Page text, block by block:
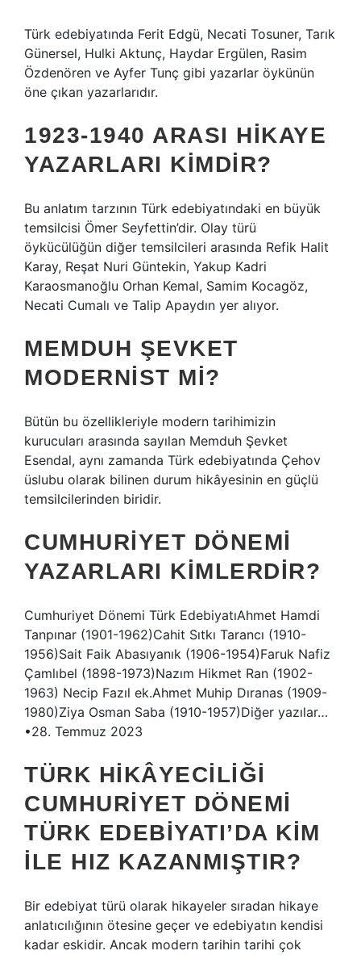
Türk edebiyatında Ferit Edgü, Necati Tosuner, Tarık
Günersel, Hulki Aktunç, Haydar Ergülen, Rasim
Özdenören ve Ayfer Tunç gibi yazarlar öykünün
öne çıkan yazarlarıdır.
1923-1940 ARASI HIKAYE
YAZARLARI KIMDIR?
Bu anlatım tarzının Türk edebiyatındaki en büyük
temsilcisi Ömer Seyfettin’dir. Olay türü
öykücülüğün diğer temsilcileri arasında Refik Halit
Karay, Reşat Nuri Güntekin, Yakup Kadri
Karaosmanoğlu Orhan Kemal, Samim Kocagöz,
Necati Cumalı ve Talip Apaydın yer alıyor.
MEMDUH ŞEVKET
MODERNIST MI?
Bütün bu özellikleriyle modern tarihimizin
kurucuları arasında sayılan Memduh Şevket
Esendal, aynı zamanda Türk edebiyatında Çehov
üslubu olarak bilinen durum hikâyesinin en güçlü
temsilcilerinden biridir.
CUMHURIYET DÖNEMI
YAZARLARI KIMLERDIR?
Cumhuriyet Dönemi Türk EdebiyatıAhmet Hamdi
Tanpınar (1901-1962)Cahit Sıtkı Tarancı (1910-
1956)Sait Faik Abasıyanık (1906-1954)Faruk Nafiz
Çamlıbel (1898-1973)Nazım Hikmet Ran (1902-
1963) Necip Fazıl ek.Ahmet Muhip Dıranas (1909-
1980)Ziya Osman Saba (1910-1957)Diğer yazılar…
•28. Temmuz 2023
TÜRK HIKÂYECILIĞI
CUMHURIYET DÖNEMI
TÜRK EDEBIYATI’DA KIM
ILE HIZ KAZANMIŞTIR?
Bir edebiyat türü olarak hikayeler sıradan hikaye
anlatıcılığının ötesine geçer ve edebiyatın kendisi
kadar eskidir. Ancak modern tarihin tarihi çok